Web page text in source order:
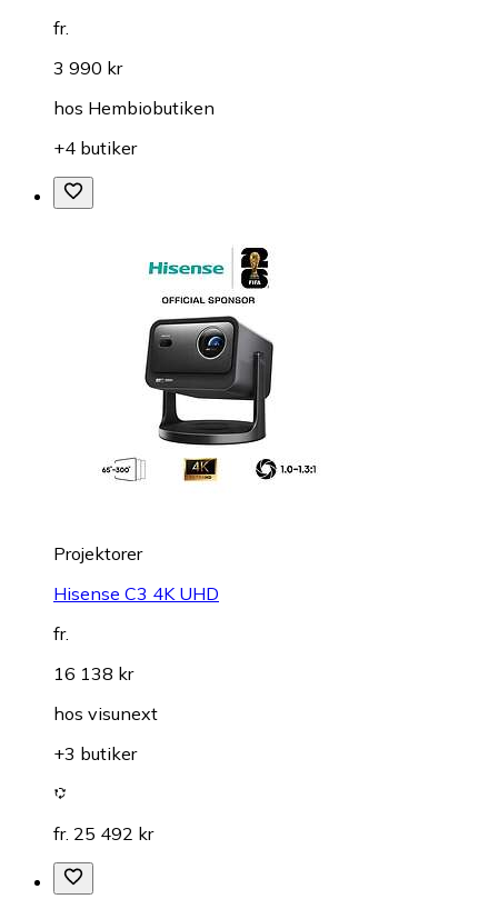
fr.
3 990 kr
hos Hembiobutiken
+4 butiker
Projektorer
Hisense C3 4K UHD
fr.
16 138 kr
hos visunext
+3 butiker
fr. 25 492 kr